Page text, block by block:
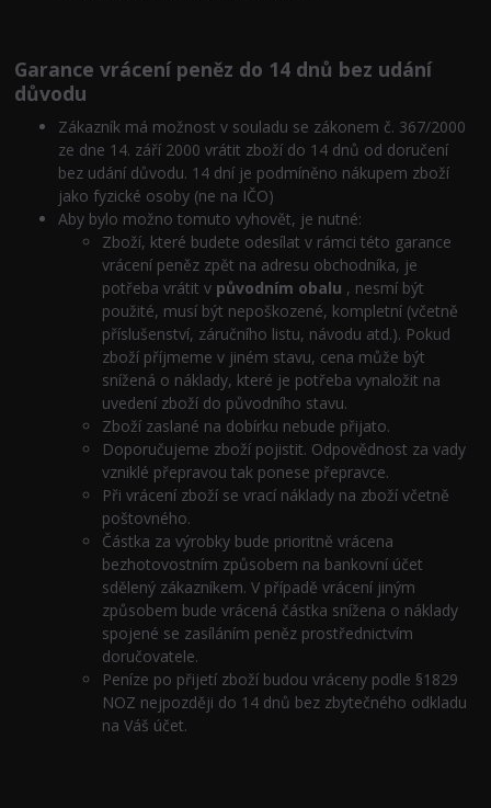
Garance vrácení peněz do 14 dnů bez udání
důvodu
Zákazník má možnost v souladu se zákonem č. 367/2000
ze dne 14. září 2000 vrátit zboží do 14 dnů od doručení
bez udání důvodu. 14 dní je podmíněno nákupem zboží
jako fyzické osoby (ne na IČO)
Aby bylo možno tomuto vyhovět, je nutné:
Zboží, které budete odesílat v rámci této garance
vrácení peněz zpět na adresu obchodníka, je
potřeba vrátit v původním obalu , nesmí být
použité, musí být nepoškozené, kompletní (včetně
příslušenství, záručního listu, návodu atd.). Pokud
zboží příjmeme v jiném stavu, cena může být
snížená o náklady, které je potřeba vynaložit na
uvedení zboží do původního stavu.
Zboží zaslané na dobírku nebude přijato.
Doporučujeme zboží pojistit. Odpovědnost za vady
vzniklé přepravou tak ponese přepravce.
Při vrácení zboží se vrací náklady na zboží včetně
poštovného.
Částka za výrobky bude prioritně vrácena
bezhotovostním způsobem na bankovní účet
sdělený zákazníkem. V případě vrácení jiným
způsobem bude vrácená částka snížena o náklady
spojené se zasíláním peněz prostřednictvím
doručovatele.
Peníze po přijetí zboží budou vráceny podle §1829
NOZ nejpozději do 14 dnů bez zbytečného odkladu
na Váš účet.